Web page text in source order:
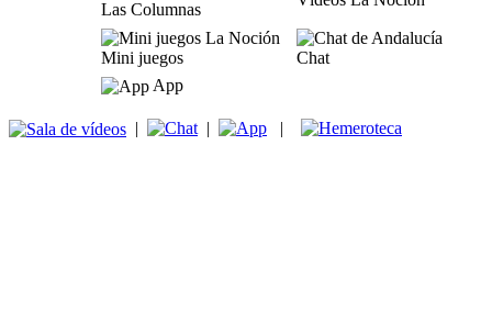
Las Columnas
Mini juegos
Chat
App
| | |